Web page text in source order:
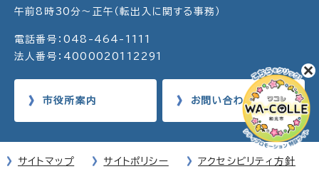
午前8時30分～正午（転出入に関する事務）
電話番号：048-464-1111
法人番号：4000020112291
市役所案内 お問い合わせ
サイトマップ サイトポリシー アクセシビリティ方針